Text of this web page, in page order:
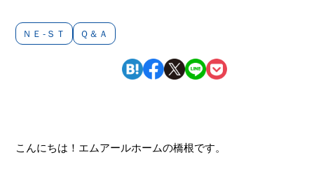
ＮＥ-ＳＴ Ｑ＆Ａ
こんにちは！エムアールホームの橋根です。